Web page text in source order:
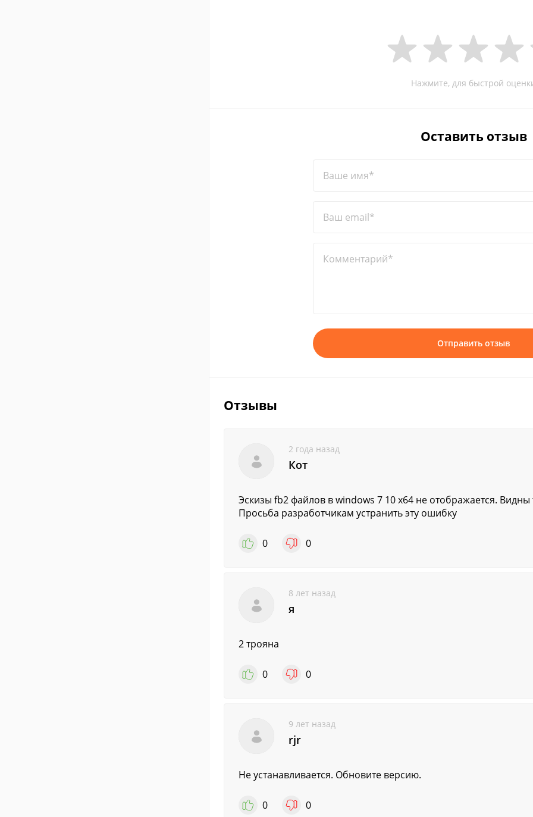
Нажмите, для быстрой
Оставить отзыв
Ваше имя*
Ваш email*
Комментарий*
Отправить отзыв
Отзывы
2 года назад
Кот
Эскизы fb2 файлов в windows 7 10 x64 не отображается. Видны
Просьба разработчикам устранить эту ошибку
0 0
8 лет назад
я
2 трояна
0 0
9 лет назад
rjr
Не устанавливается. Обновите версию.
0 0